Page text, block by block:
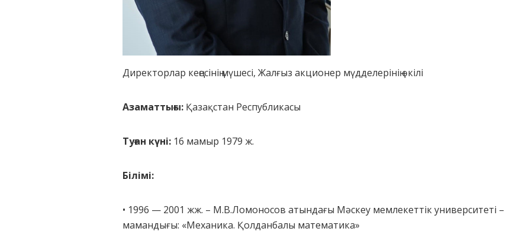
Директорлар кеңесінің мүшесі, Жалғыз акционер мүдделерінің өкілі
Азаматтығы: Қазақстан Республикасы
Туған күні: 16 мамыр 1979 ж.
Білімі:
• 1996 — 2001 жж. – М.В.Ломоносов атындағы Мәскеу мемлекеттік университеті
мамандығы: «Механика. Қолданбалы математика»